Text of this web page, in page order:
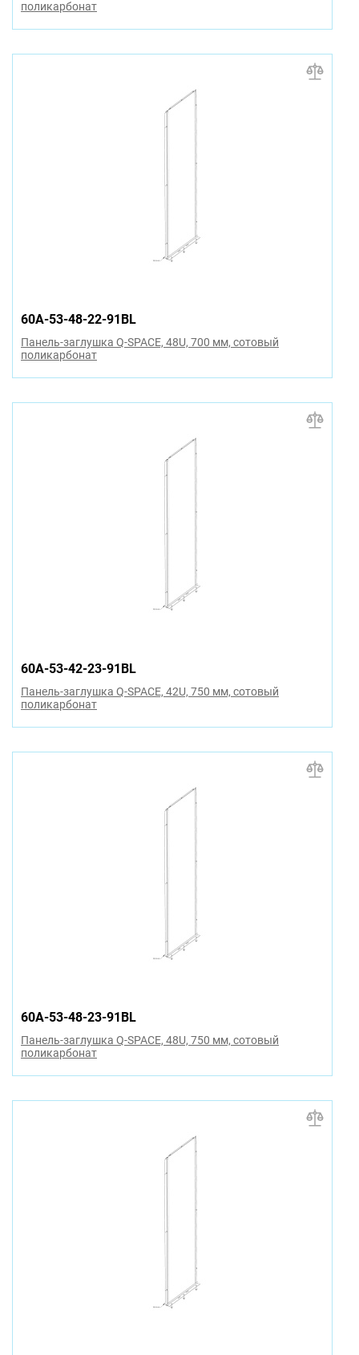
поликарбонат
60A-53-48-22-91BL
Панель-заглушка Q-SPACE, 48U, 700 мм, сотовый
поликарбонат
60A-53-42-23-91BL
Панель-заглушка Q-SPACE, 42U, 750 мм, сотовый
поликарбонат
60A-53-48-23-91BL
Панель-заглушка Q-SPACE, 48U, 750 мм, сотовый
поликарбонат